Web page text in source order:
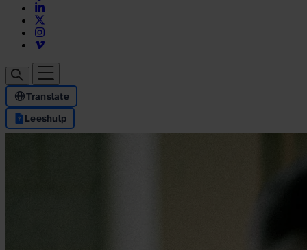
Translate
Leeshulp